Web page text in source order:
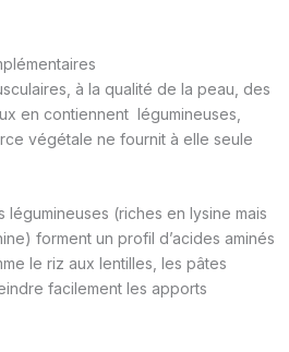
à la qualité de la peau, des
en contiennent légumineuses,
végétale ne fournit à elle seule
(riches en lysine mais
forment un profil d’acides aminés
le riz aux lentilles, les pâtes
facilement les apports